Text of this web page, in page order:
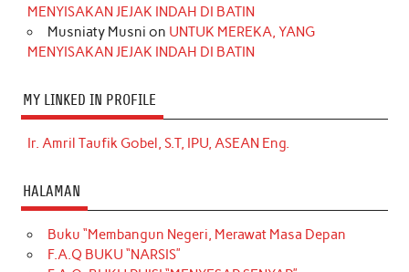
MENYISAKAN JEJAK INDAH DI BATIN
Musniaty Musni on UNTUK MEREKA, YANG
MENYISAKAN JEJAK INDAH DI BATIN
MY LINKED IN PROFILE
Ir. Amril Taufik Gobel, S.T, IPU, ASEAN Eng.
HALAMAN
Buku “Membangun Negeri, Merawat Masa Depan
F.A.Q BUKU “NARSIS”